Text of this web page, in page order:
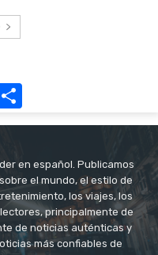
X
en español. Publicamos
el mundo, el estilo de
los viajes, los
principalmente de
de noticias auténticas y
más confiables de